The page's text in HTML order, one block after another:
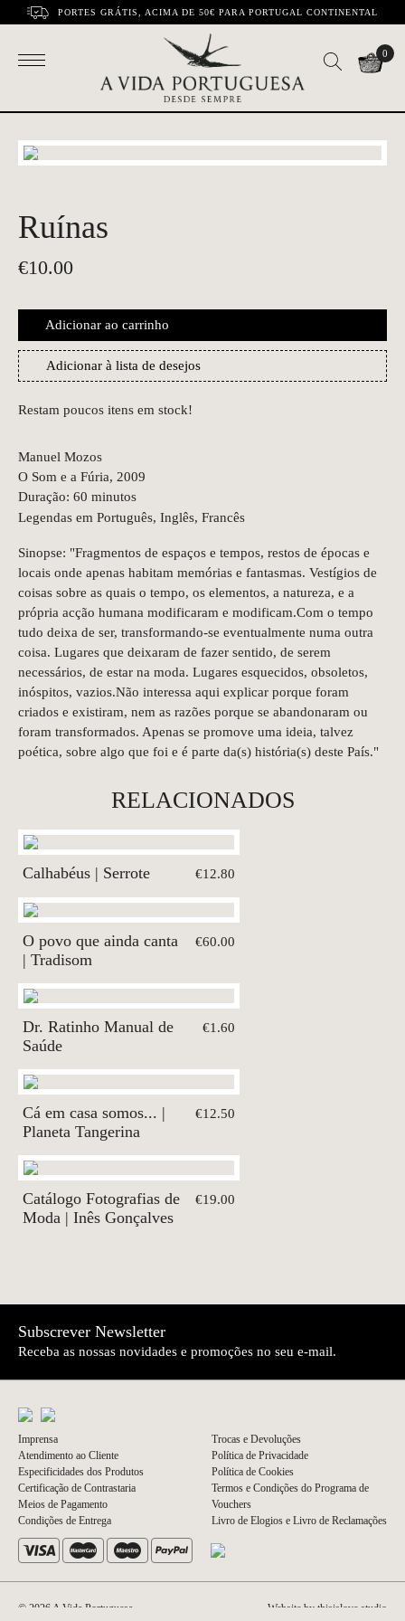
PORTES GRÁTIS, ACIMA DE 50€ PARA PORTUGAL CONTINENTAL
0
Ruínas
€10.00
Adicionar ao carrinho
Adicionar à lista de desejos
Restam poucos itens em stock!
Manuel Mozos
O Som e a Fúria, 2009
Duração: 60 minutos
Legendas em Português, Inglês, Francês
Sinopse: "Fragmentos de espaços e tempos, restos de épocas e
locais onde apenas habitam memórias e fantasmas. Vestígios de
coisas sobre as quais o tempo, os elementos, a natureza, e a
própria acção humana modificaram e modificam.Com o tempo
tudo deixa de ser, transformando-se eventualmente numa outra
coisa. Lugares que deixaram de fazer sentido, de serem
necessários, de estar na moda. Lugares esquecidos, obsoletos,
inóspitos, vazios.Não interessa aqui explicar porque foram
criados e existiram, nem as razões porque se abandonaram ou
foram transformados. Apenas se promove uma ideia, talvez
poética, sobre algo que foi e é parte da(s) história(s) deste País."
RELACIONADOS
Calhabéus | Serrote €12.80
O povo que ainda canta
| Tradisom
€60.00
Dr. Ratinho Manual de
Saúde
€1.60
Cá em casa somos... |
Planeta Tangerina
€12.50
Catálogo Fotografias de
Moda | Inês Gonçalves
€19.00
Subscrever Newsletter
Receba as nossas novidades e promoções no seu e-mail.
Imprensa
Atendimento ao Cliente
Especificidades dos Produtos
Certificação de Contrastaria
Meios de Pagamento
Condições de Entrega
Trocas e Devoluções
Política de Privacidade
Política de Cookies
Termos e Condições do Programa de
Vouchers
Livro de Elogios e Livro de Reclamações
© 2026 A Vida Portuguesa Website by thisislove studio